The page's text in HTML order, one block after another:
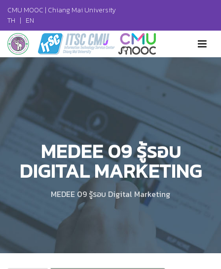
CMU MOOC | Chiang Mai University
TH | EN
MEDEE 09 รู้รอบ
DIGITAL MARKETING
MEDEE 09 รู้รอบ Digital Marketing